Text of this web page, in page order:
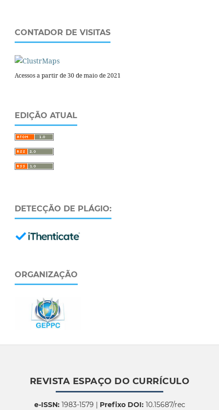
CONTADOR DE VISITAS
Acessos a partir de 30 de maio de 2021
EDIÇÃO ATUAL
DETECÇÃO DE PLÁGIO:
ORGANIZAÇÃO
REVISTA ESPAÇO DO CURRÍCULO
e-ISSN:1983-1579 | Prefixo DOI:10.15687/rec